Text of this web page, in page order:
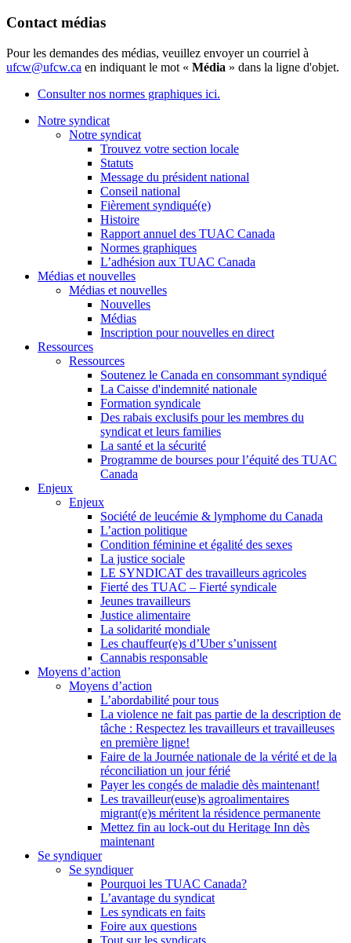
Contact médias
Pour les demandes des médias, veuillez envoyer un courriel à
ufcw@ufcw.ca en indiquant le mot « Média » dans la ligne d'objet.
Consulter nos normes graphiques ici.
Notre syndicat
Notre syndicat
Trouvez votre section locale
Statuts
Message du président national
Conseil national
Fièrement syndiqué(e)
Histoire
Rapport annuel des TUAC Canada
Normes graphiques
L’adhésion aux TUAC Canada
Médias et nouvelles
Médias et nouvelles
Nouvelles
Médias
Inscription pour nouvelles en direct
Ressources
Ressources
Soutenez le Canada en consommant syndiqué
La Caisse d'indemnité nationale
Formation syndicale
Des rabais exclusifs pour les membres du
syndicat et leurs families
La santé et la sécurité
Programme de bourses pour l’équité des TUAC
Canada
Enjeux
Enjeux
Société de leucémie & lymphome du Canada
L’action politique
Condition féminine et égalité des sexes
La justice sociale
LE SYNDICAT des travailleurs agricoles
Fierté des TUAC – Fierté syndicale
Jeunes travailleurs
Justice alimentaire
La solidarité mondiale
Les chauffeur(e)s d’Uber s’unissent
Cannabis responsable
Moyens d’action
Moyens d’action
L’abordabilité pour tous
La violence ne fait pas partie de la description de
tâche : Respectez les travailleurs et travailleuses
en première ligne!
Faire de la Journée nationale de la vérité et de la
réconciliation un jour férié
Payer les congés de maladie dès maintenant!
Les travailleur(euse)s agroalimentaires
migrant(e)s méritent la résidence permanente
Mettez fin au lock-out du Heritage Inn dès
maintenant
Se syndiquer
Se syndiquer
Pourquoi les TUAC Canada?
L’avantage du syndicat
Les syndicats en faits
Foire aux questions
Tout sur les syndicats